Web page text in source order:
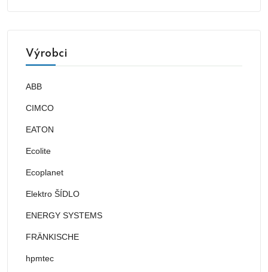
Výrobci
ABB
CIMCO
EATON
Ecolite
Ecoplanet
Elektro ŠÍDLO
ENERGY SYSTEMS
FRÄNKISCHE
hpmtec